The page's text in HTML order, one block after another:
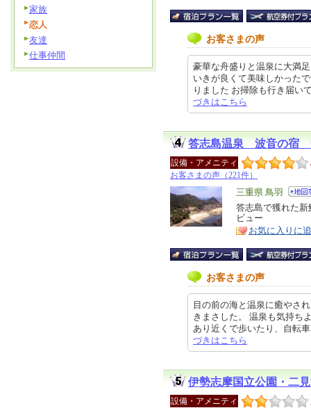
お客さまの声
豪華な舟盛りと温泉に大満
いきが良くて美味しかった
りました お掃除も行き届
づきはこちら
答志島温泉 波音の
設備・アメニティ
お客さまの声（221件）
エ
リ
ア
三重県 鳥羽
特
徴
答志島で獲れた
ビュー
お気に入りに
お客さまの声
目の前の海と温泉に癒やさ
きまさした。 温泉も気持ち
あり近くで歩いたり、自転
づきはこちら
伊勢志摩国立公園・
設備・アメニティ
家族
恋人
友達
仕事仲間